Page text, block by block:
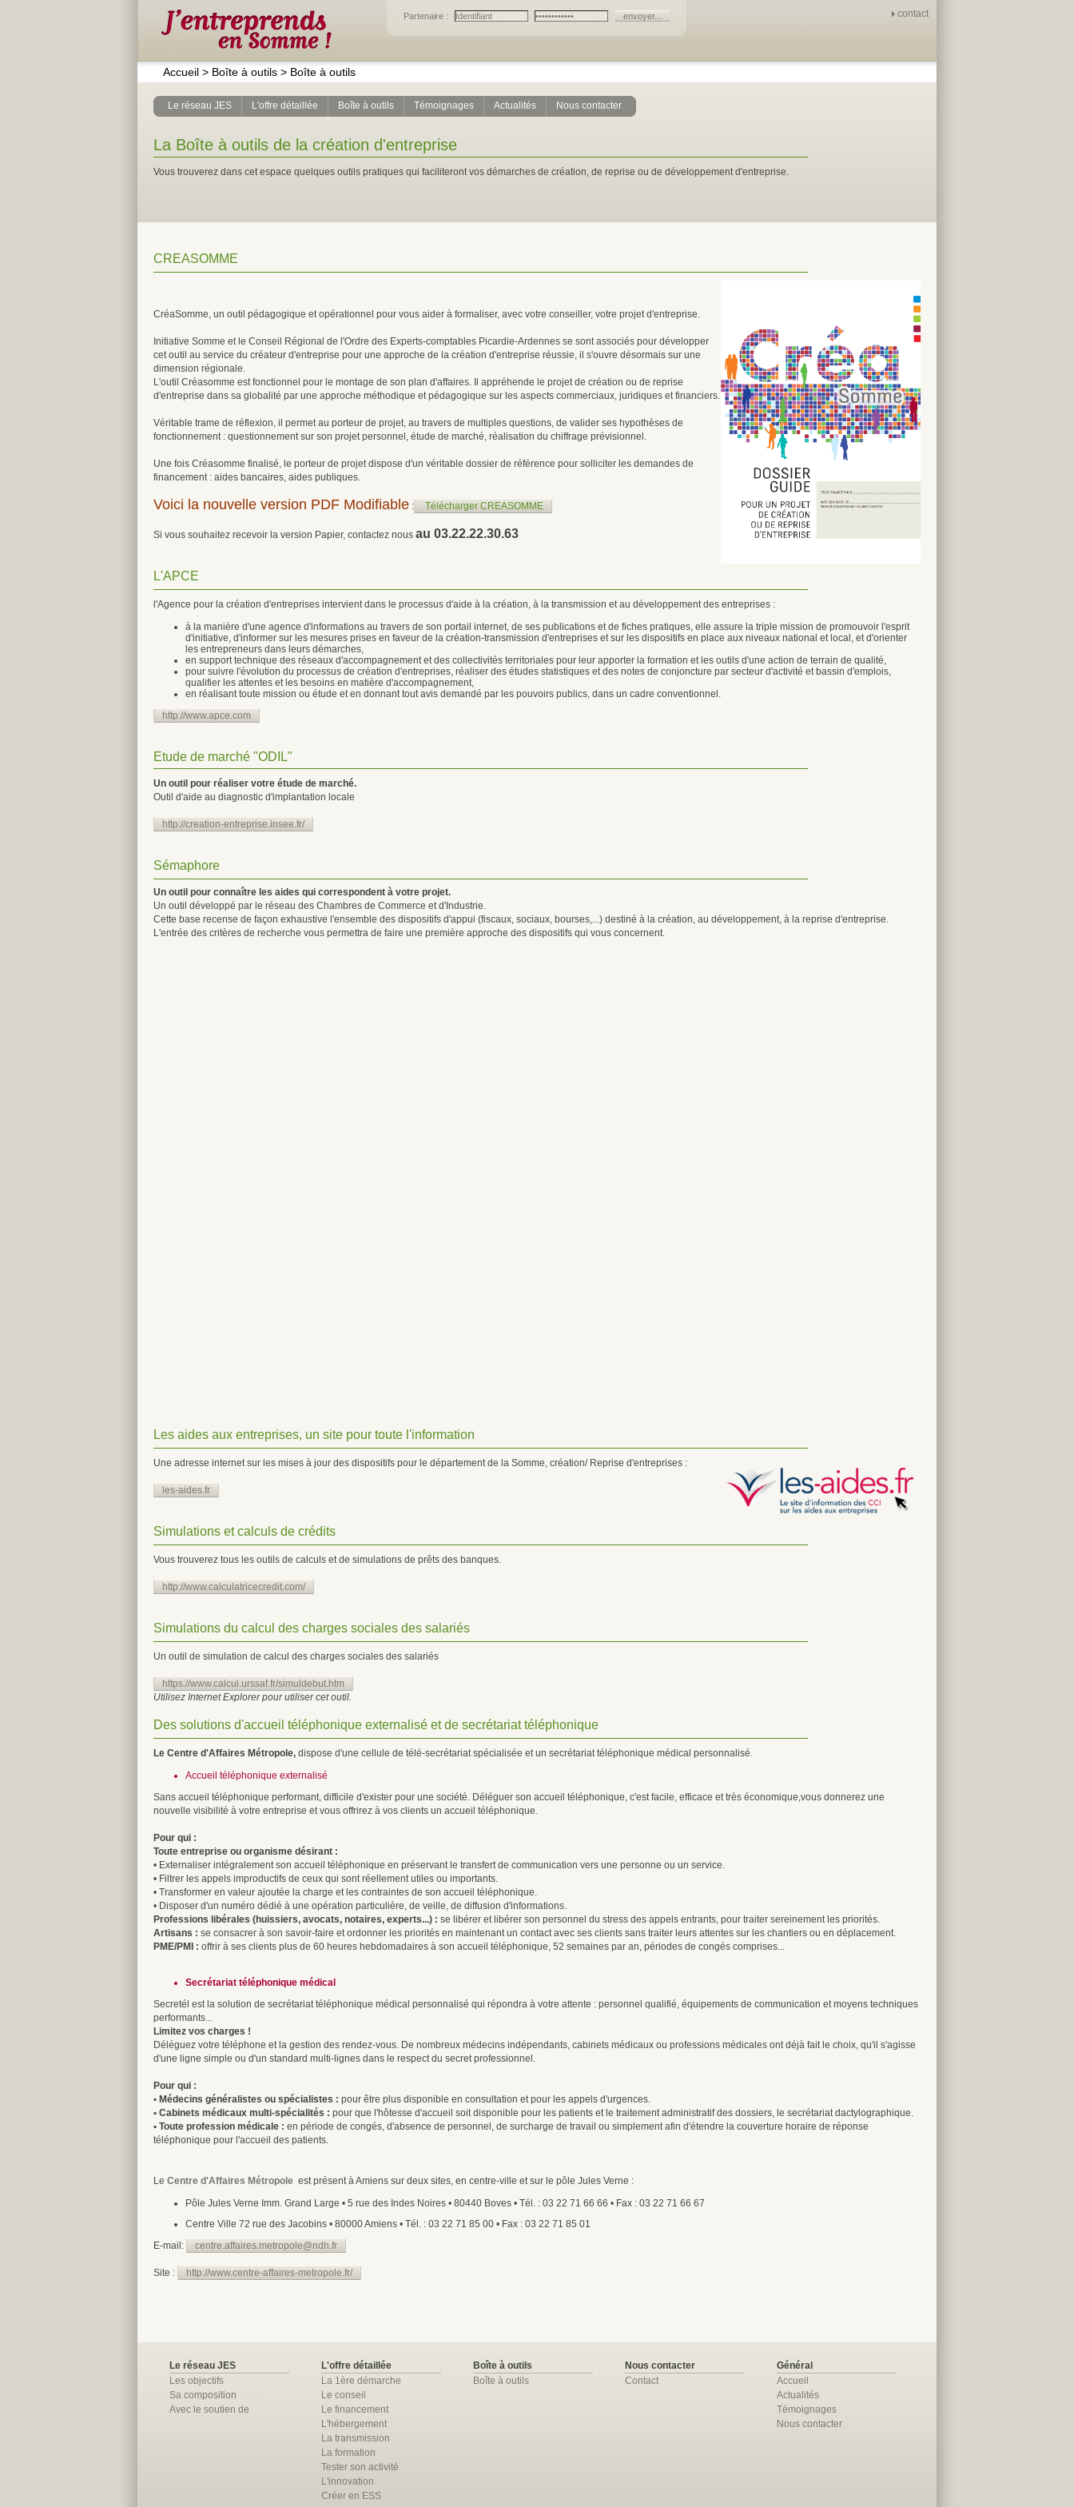
Partenaire : contact
Accueil > Boîte à outils > Boîte à outils
Le réseau JES L'offre détaillée Boîte à outils Témoignages Actualités Nous contacter
La Boîte à outils de la création d'entreprise
Vous trouverez dans cet espace quelques outils pratiques qui faciliteront vos démarches de création, de reprise ou de développement d'entreprise.
CREASOMME
CréaSomme, un outil pédagogique et opérationnel pour vous aider à formaliser, avec votre conseiller, votre projet d'entreprise.
Initiative Somme et le Conseil Régional de l'Ordre des Experts-comptables Picardie-Ardennes se sont associés pour développer
cet outil au service du créateur d'entreprise pour une approche de la création d'entreprise réussie, il s'ouvre désormais sur une
dimension régionale.
L'outil Créasomme est fonctionnel pour le montage de son plan d'affaires. Il appréhende le projet de création ou de reprise
d'entreprise dans sa globalité par une approche méthodique et pédagogique sur les aspects commerciaux, juridiques et financiers.
Véritable trame de réflexion, il permet au porteur de projet, au travers de multiples questions, de valider ses hypothèses de
fonctionnement : questionnement sur son projet personnel, étude de marché, réalisation du chiffrage prévisionnel.
Une fois Créasomme finalisé, le porteur de projet dispose d'un véritable dossier de référence pour solliciter les demandes de
financement : aides bancaires, aides publiques.
Voici la nouvelle version PDF Modifiable : Télécharger CREASOMME
Si vous souhaitez recevoir la version Papier, contactez nous au 03.22.22.30.63
L'APCE
l'Agence pour la création d'entreprises intervient dans le processus d'aide à la création, à la transmission et au développement des entreprises :
à la manière d'une agence d'informations au travers de son portail internet, de ses publications et de fiches pratiques, elle assure la triple mission de promouvoir l'esprit
d'initiative, d'informer sur les mesures prises en faveur de la création-transmission d'entreprises et sur les dispositifs en place aux niveaux national et local, et d'orienter
les entrepreneurs dans leurs démarches,
en support technique des réseaux d'accompagnement et des collectivités territoriales pour leur apporter la formation et les outils d'une action de terrain de qualité,
pour suivre l'évolution du processus de création d'entreprises, réaliser des études statistiques et des notes de conjoncture par secteur d'activité et bassin d'emplois,
qualifier les attentes et les besoins en matière d'accompagnement,
en réalisant toute mission ou étude et en donnant tout avis demandé par les pouvoirs publics, dans un cadre conventionnel.
http://www.apce.com
Etude de marché "ODIL"
Un outil pour réaliser votre étude de marché.
Outil d'aide au diagnostic d'implantation locale
http://creation-entreprise.insee.fr/
Sémaphore
Un outil pour connaître les aides qui correspondent à votre projet.
Un outil développé par le réseau des Chambres de Commerce et d'Industrie.
Cette base recense de façon exhaustive l'ensemble des dispositifs d'appui (fiscaux, sociaux, bourses,...) destiné à la création, au développement, à la reprise d'entreprise.
L'entrée des critères de recherche vous permettra de faire une première approche des dispositifs qui vous concernent.
Les aides aux entreprises, un site pour toute l'information
Une adresse internet sur les mises à jour des dispositifs pour le département de la Somme, création/ Reprise d'entreprises :
les-aides.fr
Simulations et calculs de crédits
Vous trouverez tous les outils de calculs et de simulations de prêts des banques.
http://www.calculatricecredit.com/
Simulations du calcul des charges sociales des salariés
Un outil de simulation de calcul des charges sociales des salariés
https://www.calcul.urssaf.fr/simuldebut.htm
Utilisez Internet Explorer pour utiliser cet outil.
Des solutions d'accueil téléphonique externalisé et de secrétariat téléphonique
Le Centre d'Affaires Métropole, dispose d'une cellule de télé-secrétariat spécialisée et un secrétariat téléphonique médical personnalisé.
Accueil téléphonique externalisé
Sans accueil téléphonique performant, difficile d'exister pour une société. Déléguer son accueil téléphonique, c'est facile, efficace et très économique,vous donnerez une
nouvelle visibilité à votre entreprise et vous offrirez à vos clients un accueil téléphonique.
Pour qui :
Toute entreprise ou organisme désirant :
• Externaliser intégralement son accueil téléphonique en préservant le transfert de communication vers une personne ou un service.
• Filtrer les appels improductifs de ceux qui sont réellement utiles ou importants.
• Transformer en valeur ajoutée la charge et les contraintes de son accueil téléphonique.
• Disposer d'un numéro dédié à une opération particulière, de veille, de diffusion d'informations.
Professions libérales (huissiers, avocats, notaires, experts...) : se libérer et libérer son personnel du stress des appels entrants, pour traiter sereinement les priorités.
Artisans : se consacrer à son savoir-faire et ordonner les priorités en maintenant un contact avec ses clients sans traiter leurs attentes sur les chantiers ou en déplacement.
PME/PMI : offrir à ses clients plus de 60 heures hebdomadaires à son accueil téléphonique, 52 semaines par an, périodes de congés comprises...
Secrétariat téléphonique médical
Secretél est la solution de secrétariat téléphonique médical personnalisé qui répondra à votre attente : personnel qualifié, équipements de communication et moyens techniques
performants...
Limitez vos charges !
Déléguez votre téléphone et la gestion des rendez-vous. De nombreux médecins indépendants, cabinets médicaux ou professions médicales ont déjà fait le choix, qu'il s'agisse
d'une ligne simple ou d'un standard multi-lignes dans le respect du secret professionnel.
Pour qui :
• Médecins généralistes ou spécialistes : pour être plus disponible en consultation et pour les appels d'urgences.
• Cabinets médicaux multi-spécialités : pour que l'hôtesse d'accueil soit disponible pour les patients et le traitement administratif des dossiers, le secrétariat dactylographique.
• Toute profession médicale : en période de congés, d'absence de personnel, de surcharge de travail ou simplement afin d'étendre la couverture horaire de réponse
téléphonique pour l'accueil des patients.
Le Centre d'Affaires Métropole est présent à Amiens sur deux sites, en centre-ville et sur le pôle Jules Verne :
Pôle Jules Verne Imm. Grand Large • 5 rue des Indes Noires • 80440 Boves • Tél. : 03 22 71 66 66 • Fax : 03 22 71 66 67
Centre Ville 72 rue des Jacobins • 80000 Amiens • Tél. : 03 22 71 85 00 • Fax : 03 22 71 85 01
E-mail:
centre.affaires.metropole@ndh.fr
Site : http://www.centre-affaires-metropole.fr/
Le réseau JES
Les objectifs
Sa composition
Avec le soutien de
L'offre détaillée
La 1ère démarche
Le conseil
Le financement
L'hébergement
La transmission
La formation
Tester son activité
L'innovation
Créer en ESS
Boîte à outils
Boîte à outils
Nous contacter
Contact
Général
Accueil
Actualités
Témoignages
Nous contacter